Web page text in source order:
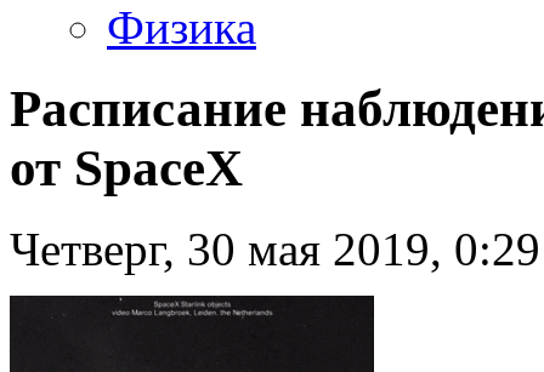
Физика
Расписание
от SpaceX
Четверг, 30 мая 2019, 0:29